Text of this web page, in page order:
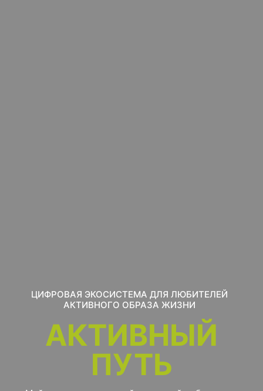
ЦИФРОВАЯ ЭКОСИСТЕМА ДЛЯ ЛЮБИТЕЛЕЙ
АКТИВНОГО ОБРАЗА ЖИЗНИ
АКТИВНЫЙ
ПУТЬ